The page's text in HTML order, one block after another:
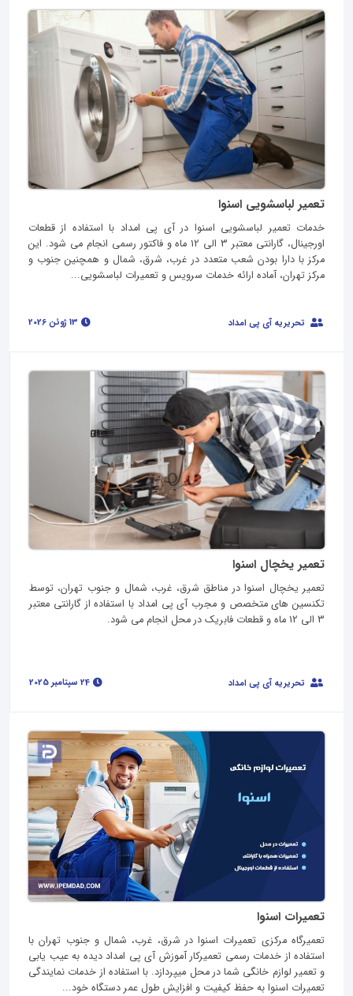
تعمیر لباسشویی اسنوا
خدمات تعمیر لباسشویی اسنوا در آی پی امداد با استفاده از قطعات
اورجینال، گارانتی معتبر 3 الی 12 ماه و فاکتور رسمی انجام می شود. این
مرکز با دارا بودن شعب متعدد در غرب، شرق، شمال و همچنین جنوب و
مرکز تهران، آماده ارائه خدمات سرویس و تعمیرات لباسشویی...
تحریریه آی پی امداد
تعمیر یخچال اسنوا
تعمیر یخچال اسنوا در مناطق شرق، غرب، شمال و جنوب تهران، توسط
تکنسین های متخصص و مجرب آی پی امداد با استفاده از گارانتی معتبر
3 الی 12 ماه و قطعات فابریک در محل انجام می شود.
تحریریه آی پی امداد
تعمیرات اسنوا
تعمیرگاه مرکزی تعمیرات اسنوا در شرق، غرب، شمال و جنوب تهران با
استفاده از خدمات رسمی تعمیرکار آموزش آی پی امداد دیده به عیب یابی
و تعمیر لوازم خانگی شما در محل میپردازد. با استفاده از خدمات نمایندگی
تعمیرات اسنوا به حفظ کیفیت و افزایش طول عمر دستگاه خود...